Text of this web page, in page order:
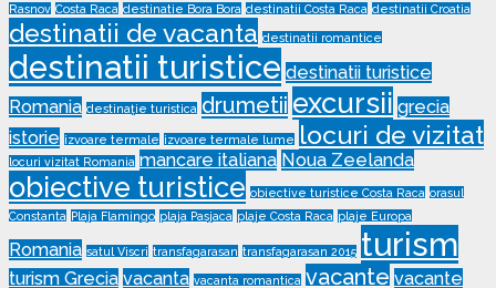
Rasnov Costa Raca destinatie Bora Bora destinatii Costa Raca destinatii Croatia
destinatii de vacanta destinatii romantice
destinatii turistice destinatii turistice
Romania destinație turistica drumetii excursii grecia
istorie izvoare termale izvoare termale lume locuri de vizitat
locuri vizitat Romania mancare italiana Noua Zeelanda
obiective turistice obiective turistice Costa Raca orasul
Constanta Plaja Flamingo plaja Pasjaca plaje Costa Raca plaje Europa
Romania satul Viscri transfagarasan transfagarasan 2015 turism
turism Grecia vacanta vacanta romantica vacante vacante